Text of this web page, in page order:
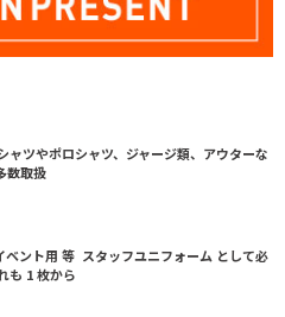
ャツやポロシャツ、ジャージ類、アウターな
数取扱
ベント用 等 スタッフユニフォーム として必
も 1 枚から